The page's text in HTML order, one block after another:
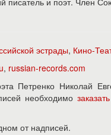
эстрады, Кино-
, russian-records.com
Петренко Николай
необходимозаказать
от надписей.